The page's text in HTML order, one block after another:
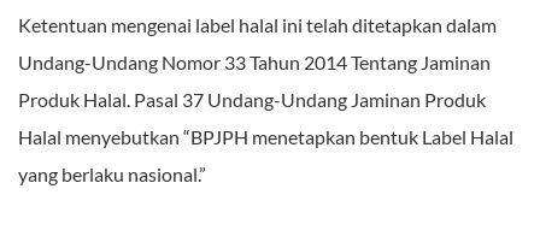
Ketentuan mengenai label halal ini telah ditetapkan dalam
Undang-Undang Nomor 33 Tahun 2014 Tentang Jaminan
Produk Halal. Pasal 37 Undang-Undang Jaminan Produk
Halal menyebutkan “BPJPH menetapkan bentuk Label Halal
yang berlaku nasional.”